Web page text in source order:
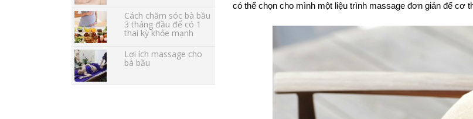
Cách chăm sóc bà bầu
3 tháng đầu để có 1
thai kỳ khỏe mạnh
Lợi ích massage cho
bà bầu
có thể chọn cho mình một liệu trình massage đơn giản để cơ